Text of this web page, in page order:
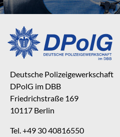
Deutsche Polizeigewerkschaft
DPolG im DBB
Friedrichstraße 169
10117 Berlin
Tel. +49 30 40816550